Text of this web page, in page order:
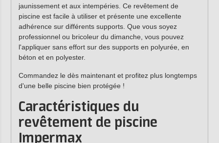
jaunissement et aux intempéries. Ce revêtement de
piscine est facile à utiliser et présente une excellente
adhérence sur différents supports. Que vous soyez
professionnel ou bricoleur du dimanche, vous pouvez
l'appliquer sans effort sur des supports en polyurée, en
béton et en polyester.
Commandez le dès maintenant et profitez plus longtemps
d'une belle piscine bien protégée !
Caractéristiques du
revêtement de piscine
Impermax